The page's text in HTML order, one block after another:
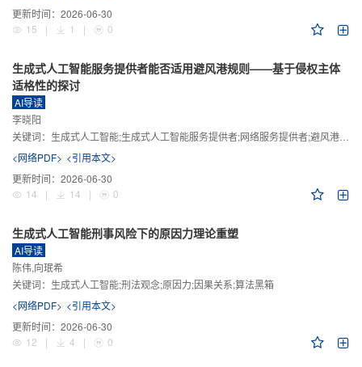
更新时间： 2026-06-30
15
| 1 | 0
生成式人工智能服务提供者能否适用避风港规则——基于侵权主体
适格性的探讨
AI导读
李晓阳
关键词： 生成式人工智能;生成式人工智能服务提供者;网络服务提供者;避风港规则;版权责任
<网络PDF> <引用本文>
更新时间： 2026-06-30
14
| 14 | 0
生成式人工智能刑事风险下的原因力理论重塑
AI导读
陈伟,向珉希
关键词： 生成式人工智能;刑法观念;原因力;因果关系;算法黑箱
<网络PDF> <引用本文>
更新时间： 2026-06-30
12
| 4 | 0